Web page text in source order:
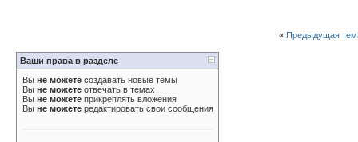
« Предыдущая
Ваши права в разделе
Вы не можете создавать новые темы
Вы не можете отвечать в темах
Вы не можете прикреплять вложения
Вы не можете редактировать свои сообщения